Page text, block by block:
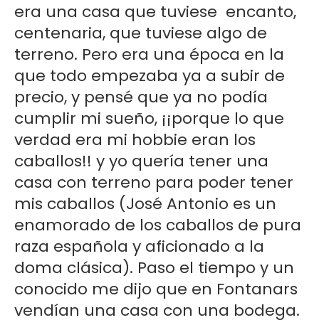
era una casa que tuviese encanto,
centenaria, que tuviese algo de
terreno. Pero era una época en la
que todo empezaba ya a subir de
precio, y pensé que ya no podía
cumplir mi sueño, ¡¡porque lo que
verdad era mi hobbie eran los
caballos!! y yo quería tener una
casa con terreno para poder tener
mis caballos (José Antonio es un
enamorado de los caballos de pura
raza española y aficionado a la
doma clásica). Paso el tiempo y un
conocido me dijo que en Fontanars
vendían una casa con una bodega.